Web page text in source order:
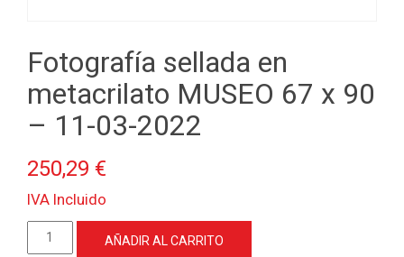
Fotografía sellada en
metacrilato MUSEO 67 x 90
– 11-03-2022
250,29 €
IVA Incluido
Fotografía
sellada
AÑADIR AL CARRITO